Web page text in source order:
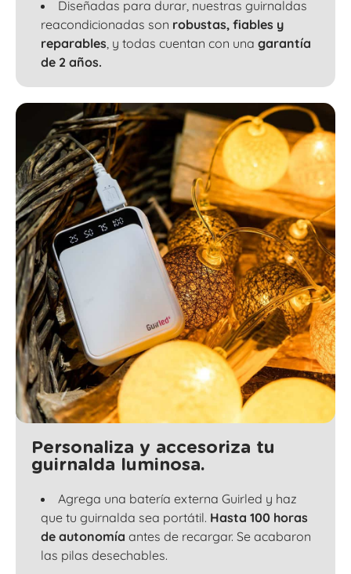
Diseñadas para durar, nuestras guirnaldas
reacondicionadas son robustas, fiables y
reparables , y todas cuentan con una garantía
de 2 años.
Personaliza y accesoriza tu
guirnalda luminosa.
Agrega una batería externa Guirled y haz
que tu guirnalda sea portátil. Hasta 100 horas
de autonomía antes de recargar. Se acabaron
las pilas desechables.